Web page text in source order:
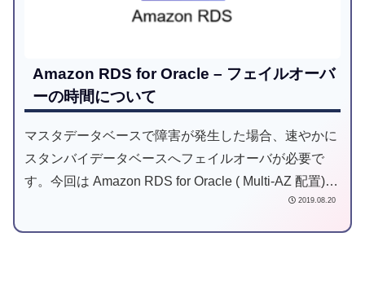
Amazon RDS for Oracle – フェイルオーバ
ーの時間について
マスタデータベースで障害が発生した場合、速やかに
スタンバイデータベースへフェイルオーバが必要で
す。今回は Amazon RDS for Oracle ( Multi-AZ 配置)
でフェイルオーバーした際にかかる時間について検証
2019.08.20